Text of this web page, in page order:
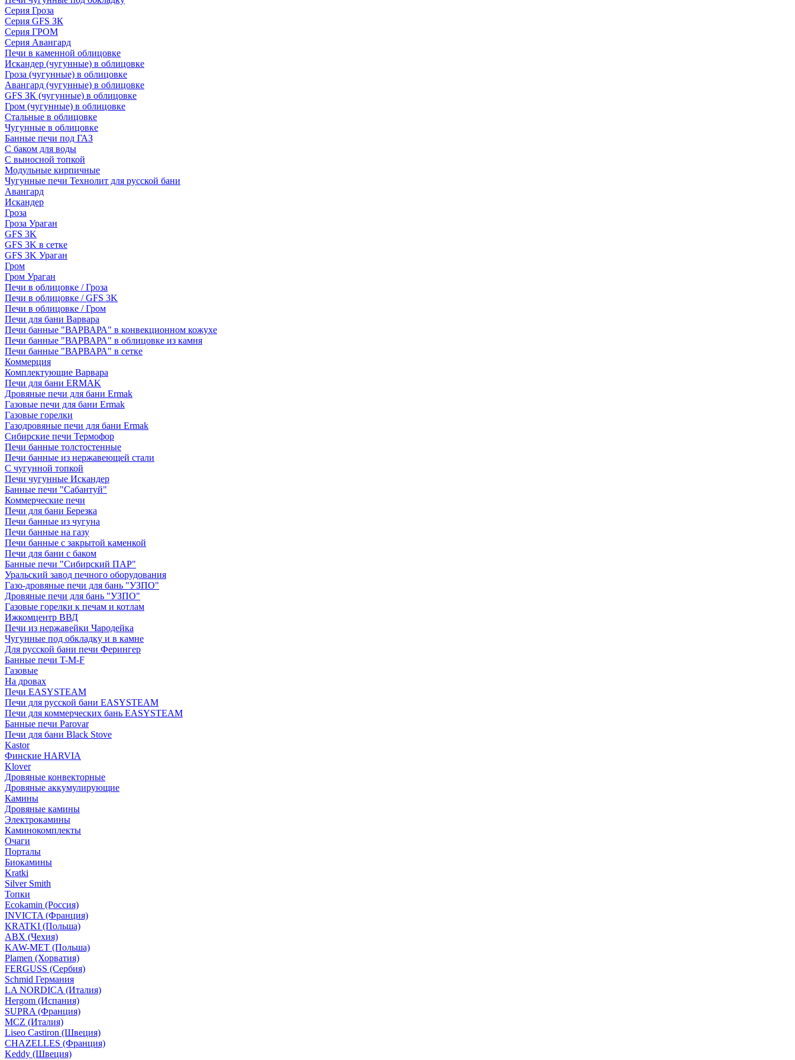
Серия Гроза
Серия GFS ЗК
Серия ГРОМ
Серия Авангард
Печи в каменной облицовке
Искандер (чугунные) в облицовке
Гроза (чугунные) в облицовке
Авангард (чугунные) в облицовке
GFS ЗК (чугунные) в облицовке
Гром (чугунные) в облицовке
Стальные в облицовке
Чугунные в облицовке
Банные печи под ГАЗ
С баком для воды
С выносной топкой
Модульные кирпичные
Чугунные печи Технолит для русской бани
Авангард
Искандер
Гроза
Гроза Ураган
GFS 3K
GFS 3K в сетке
GFS 3K Ураган
Гром
Гром Ураган
Печи в облицовке / Гроза
Печи в облицовке / GFS 3K
Печи в облицовке / Гром
Печи для бани Варвара
Печи банные "ВАРВАРА" в конвекционном кожухе
Печи банные "ВАРВАРА" в облицовке из камня
Печи банные "ВАРВАРА" в сетке
Коммерция
Комплектующие Варвара
Печи для бани ERMAK
Дровяные печи для бани Ermak
Газовые печи для бани Ermak
Газовые горелки
Газодровяные печи для бани Ermak
Сибирские печи Термофор
Печи банные толстостенные
Печи банные из нержавеющей стали
С чугунной топкой
Печи чугунные Искандер
Банные печи "Сабантуй"
Коммерческие печи
Печи для бани Березка
Печи банные из чугуна
Печи банные на газу
Печи банные с закрытой каменкой
Печи для бани с баком
Банные печи "Сибирский ПАР"
Уральский завод печного оборудования
Газо-дровяные печи для бань "УЗПО"
Дровяные печи для бань "УЗПО"
Газовые горелки к печам и котлам
Ижкомцентр ВВД
Печи из нержавейки Чародейка
Чугунные под обкладку и в камне
Для русской бани печи Ферингер
Банные печи T-M-F
Газовые
На дровах
Печи EASYSTEAM
Печи для русской бани EASYSTEAM
Печи для коммерческих бань EASYSTEAM
Банные печи Parovar
Печи для бани Black Stove
Kastor
Финские HARVIA
Klover
Дровяные конвекторные
Дровяные аккумулирующие
Камины
Дровяные камины
Электрокамины
Каминокомплекты
Очаги
Порталы
Биокамины
Kratki
Silver Smith
Топки
Ecokamin (Россия)
INVICTA (Франция)
KRATKI (Польша)
ABX (Чехия)
KAW-MET (Польша)
Plamen (Хорватия)
FERGUSS (Сербия)
Schmid Германия
LA NORDICA (Италия)
Hergom (Испания)
SUPRA (Франция)
MCZ (Италия)
Liseo Castiron (Швеция)
CHAZELLES (Франция)
Keddy (Швеция)